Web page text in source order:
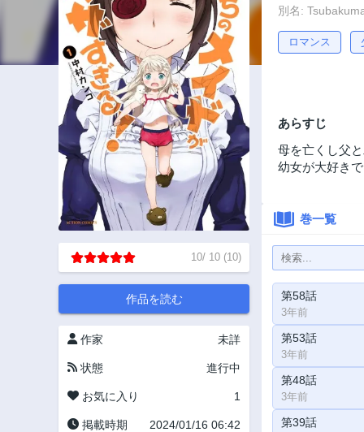
10/ 10 (10)
作品を読む
作家 未詳
状態 進行中
お気に入り 1
掲載時期 2024/01/16 06:42
別名:
ロマンス
あらすじ
母を亡くし父
幼女が大好き
巻一覧
第58話
3年前
第53話
3年前
第48話
3年前
第39話